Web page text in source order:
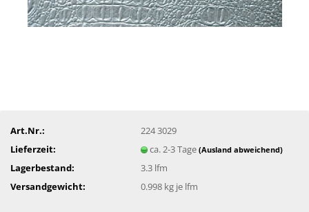
Art.Nr.:
224 3029
Lieferzeit:
ca. 2-3 Tage(Ausland abweichend)
Lagerbestand: 3.3 lfm
Versandgewicht:
0.998 kg je lfm